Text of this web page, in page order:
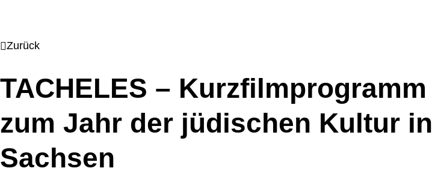
Zurück
TACHELES – Kurzfilmprogramm
zum Jahr der jüdischen Kultur in
Sachsen